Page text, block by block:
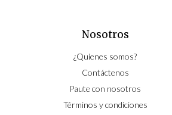
Nosotros
¿Quíenes somos?
Contáctenos
Paute con nosotros
Términos y condiciones